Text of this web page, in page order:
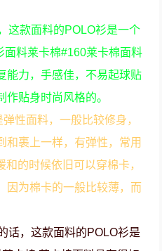
这款面料的POLO衫是一个
料莱卡棉#160莱卡棉面料
能力，手感佳，不易起球贴
贴身时尚风格的。
性面料，一般比较修身，
和裹上一样，有弹性，常用
的时候依旧可以穿棉卡，
因为棉卡的一般比较薄，而
话，这款面料的POLO衫是